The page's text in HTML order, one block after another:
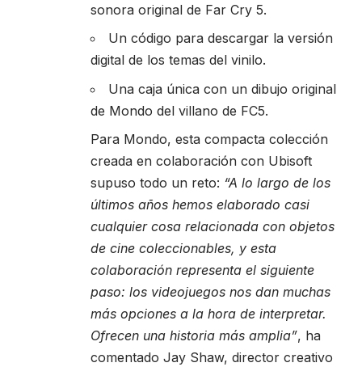
sonora original de Far Cry 5.
Un código para descargar la versión
digital de los temas del vinilo.
Una caja única con un dibujo original
de Mondo del villano de FC5.
Para Mondo, esta compacta colección
creada en colaboración con Ubisoft
supuso todo un reto: “A lo largo de los
últimos años hemos elaborado casi
cualquier cosa relacionada con objetos
de cine coleccionables, y esta
colaboración representa el siguiente
paso: los videojuegos nos dan muchas
más opciones a la hora de interpretar.
Ofrecen una historia más amplia”, ha
comentado Jay Shaw, director creativo